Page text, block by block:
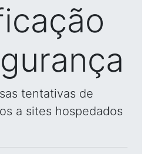
tentativas de
a sites hospedados